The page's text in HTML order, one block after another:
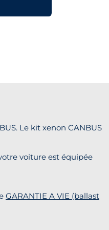
Le kit xenon CANBUS
voiture est équipée
GARANTIE A VIE (ballast